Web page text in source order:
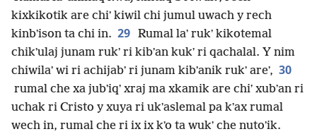
kixkikotik are chiʼ kiwil chi jumul uwach y rech
kinbʼison ta chi in. 29 Rumal laʼ rukʼ kikotemal
chikʼulaj junam rukʼ ri kibʼan kukʼ ri qachalal. Y nim
chiwilaʼ wi ri achijabʼ ri junam kibʼanik rukʼ areʼ, 30
rumal che xa jubʼiqʼ xraj ma xkamik are chiʼ xubʼan ri
uchak ri Cristo y xuya ri ukʼaslemal pa kʼax rumal
wech in, rumal che ri ix ix kʼo ta wukʼ che nutoʼik.